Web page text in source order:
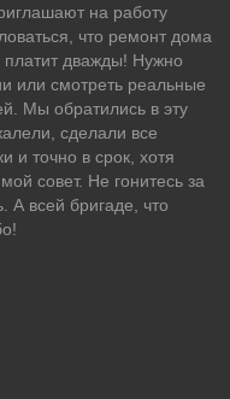
на работу
что ремонт дома
платит дважды! Нужно
или смотреть реальные
Мы обратились в эту
сделали все
и точно в срок, хотя
совет. Не гонитесь за
А всей бригаде, что